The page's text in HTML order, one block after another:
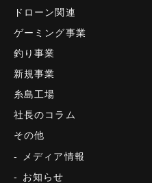
ドローン関連
ゲーミング事業
釣り事業
新規事業
糸島工場
社長のコラム
その他
メディア情報
お知らせ